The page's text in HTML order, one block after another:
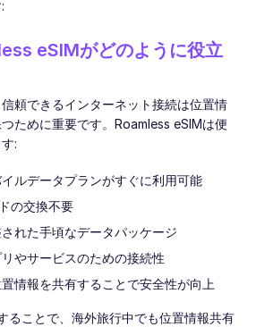
eSIMがどのように役立
頼できるインターネット接続は位置情
ために重要です。Roamless eSIMは便
:
ルデータプランがすぐに利用可能
の交換不要
れた手頃なデータパッケージ
やサービスのための接続性
情報を共有することで安全性が向上
ることで、海外旅行中でも位置情報共有